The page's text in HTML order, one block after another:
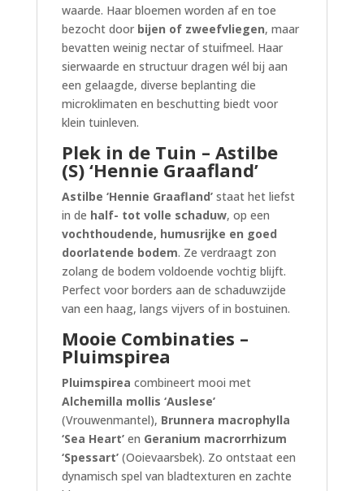
waarde. Haar bloemen worden af en toe
bezocht door bijen of zweefvliegen, maar
bevatten weinig nectar of stuifmeel. Haar
sierwaarde en structuur dragen wél bij aan
een gelaagde, diverse beplanting die
microklimaten en beschutting biedt voor
klein tuinleven.
Plek in de Tuin – Astilbe
(S) ‘Hennie Graafland’
Astilbe ‘Hennie Graafland’staat het liefst
in de half- tot volle schaduw, op een
vochthoudende, humusrijke en goed
doorlatende bodem. Ze verdraagt zon
zolang de bodem voldoende vochtig blijft.
Perfect voor borders aan de schaduwzijde
van een haag, langs vijvers of in bostuinen.
Mooie Combinaties –
Pluimspirea
Pluimspirea combineert mooi met
Alchemilla mollis ‘Auslese’
(Vrouwenmantel), Brunnera macrophylla
‘Sea Heart’ en Geranium macrorrhizum
‘Spessart’(Ooievaarsbek). Zo ontstaat een
dynamisch spel van bladtexturen en zachte